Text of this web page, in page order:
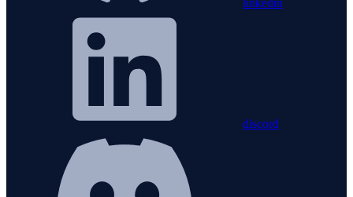
discord